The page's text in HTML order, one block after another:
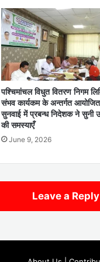
पश्चिमांचल विधुत वितरण निगम
संभव कार्यकम के अन्तर्गत
सुनवाई में प्रबन्ध निदेशक ने सुनी
की समस्याएँ
June 9, 2026
Leave a Reply